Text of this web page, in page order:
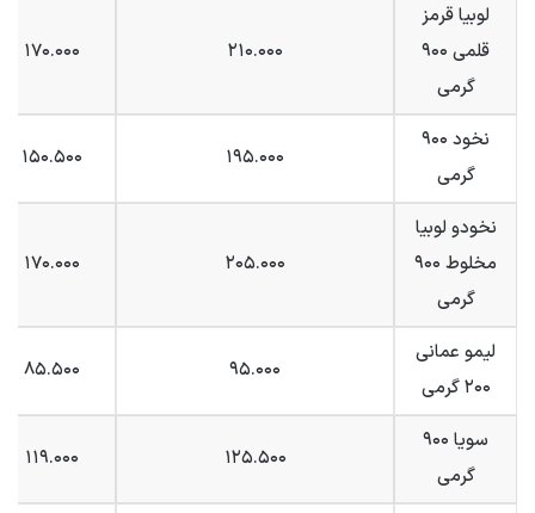
لوبیا قرمز
قلمی ۹۰۰
گرمی
۲۱۰.۰۰۰ ۱۷۰.۰۰۰
نخود ۹۰۰
گرمی
۱۹۵.۰۰۰ ۱۵۰.۵۰۰
نخودو لوبیا
مخلوط ۹۰۰
گرمی
۲۰۵.۰۰۰ ۱۷۰.۰۰۰
لیمو عمانی
۲۰۰ گرمی
۹۵.۰۰۰ ۸۵.۵۰۰
سویا ۹۰۰
گرمی
۱۲۵.۵۰۰ ۱۱۹.۰۰۰